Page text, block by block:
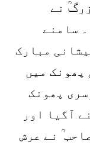
نے
سامنے
مبارک
پھونک میں
پھونک
آگیا اور
نے عرش